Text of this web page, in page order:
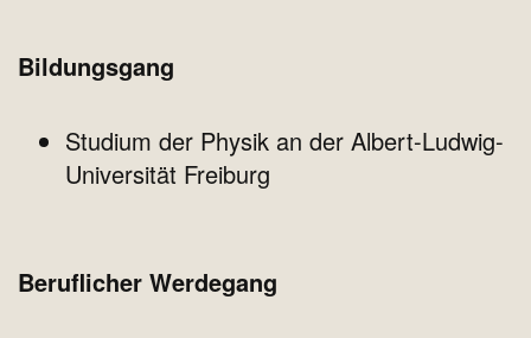
Bildungsgang
Studium der Physik an der Albert-Ludwig-
Universität Freiburg
Beruflicher Werdegang